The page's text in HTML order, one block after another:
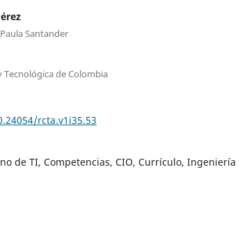
Santander
de Colombia
rcta.v1i35.53
de TI, Competencias, CIO, Currículo, Ingeniería